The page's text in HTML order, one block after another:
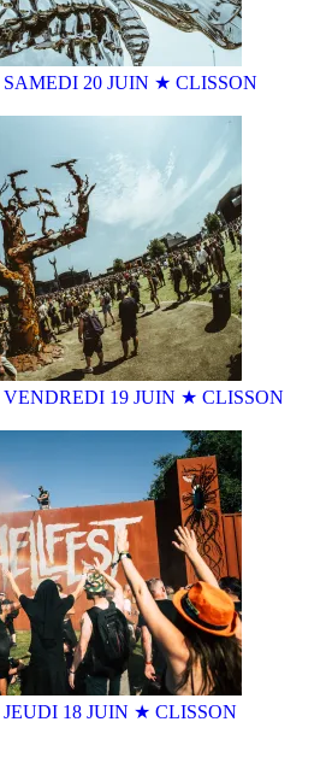
SAMEDI 20 JUIN ★ CLISSON
VENDREDI 19 JUIN ★ CLISSON
18 JUIN ★ CLISSON